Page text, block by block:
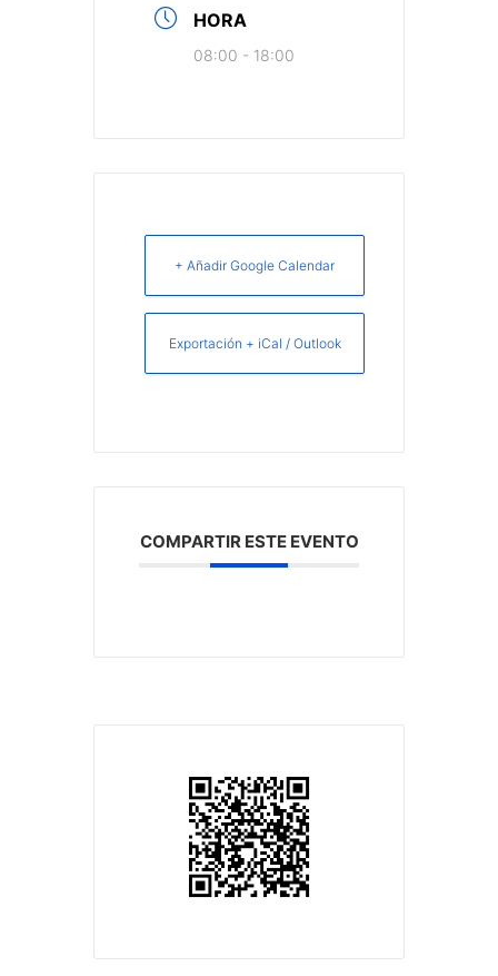
HORA
08:00 - 18:00
+ Añadir Google Calendar
Exportación + iCal / Outlook
COMPARTIR ESTE EVENTO